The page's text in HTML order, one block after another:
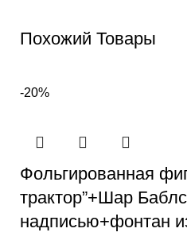
Похожий Товары
-20%
Фольгированная
трактор”+Шар
надписью+фонтан